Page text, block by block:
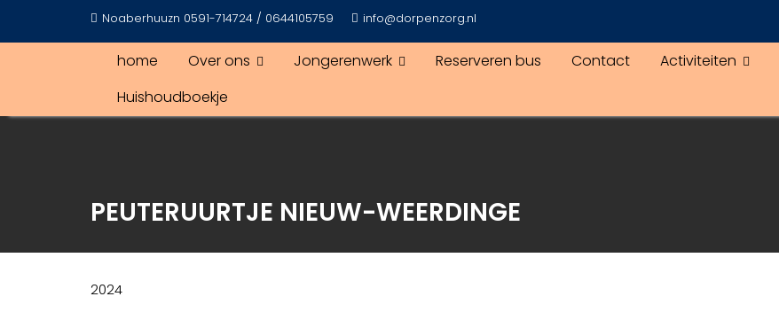
Noaberhuuzn 0591-714724 / 0644105759 info@dorpenzorg.nl
home Over ons Jongerenwerk Reserveren bus Contact Activiteiten
Huishoudboekje
PEUTERUURTJE NIEUW-WEERDINGE
2024